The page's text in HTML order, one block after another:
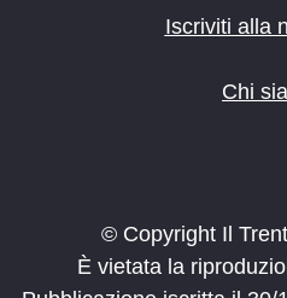
Iscriviti alla
Chi
© Copyright Il
È vietata la